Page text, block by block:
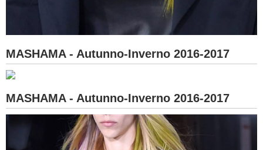
MASHAMA - Autunno-Inverno 2016-2017
MASHAMA - Autunno-Inverno 2016-2017